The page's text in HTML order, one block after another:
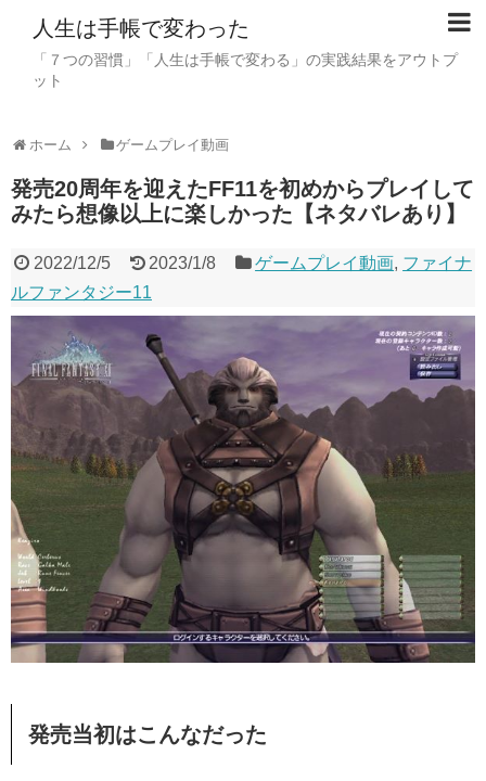
人生は手帳で変わった
「７つの習慣」「人生は手帳で変わる」の実践結果をアウトプ
ット
ホーム ゲームプレイ動画
発売20周年を迎えたFF11を初めからプレイして
みたら想像以上に楽しかった【ネタバレあり】
2022/12/5 2023/1/8 ゲームプレイ動画, ファイナ
ルファンタジー11
発売当初はこんなだった